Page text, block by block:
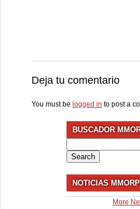
Deja tu comentario
You must be logged in to post a
BUSCADOR
for:
NOTICIAS
More